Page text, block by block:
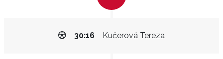
Kučerová Tereza
30:16